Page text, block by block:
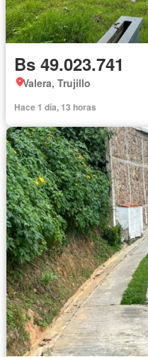
Bs 49.023.741
Valera, Trujillo
Hace 1 día, 13 horas